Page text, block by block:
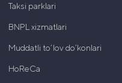
Taksi parklari
BNPL xizmatlari
Muddatli to’lov do’konlari
HoReCa